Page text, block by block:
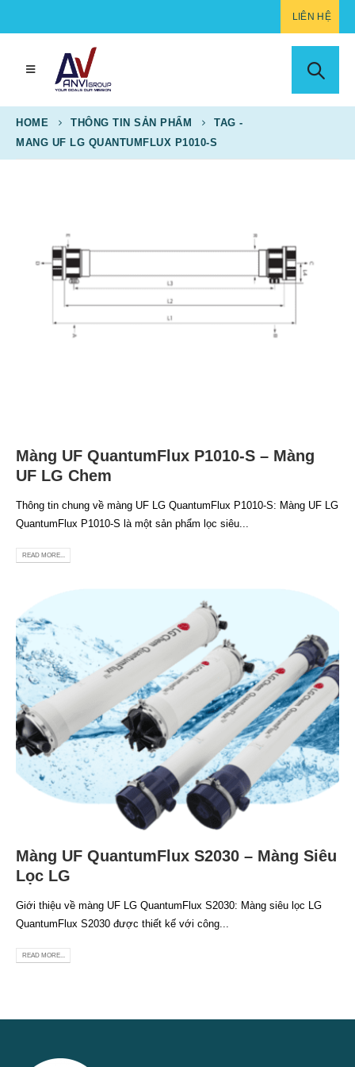
LIÊN HỆ
HOME THÔNG TIN SẢN PHẨM
TAG -
MANG UF LG QUANTUMFLUX P1010-S
Màng UF QuantumFlux P1010-S – Màng
UF LG Chem
Thông tin chung về màng UF LG QuantumFlux P1010-S: Màng UF LG
QuantumFlux P1010-S là một sản phẩm lọc siêu...
READ MORE...
Màng UF QuantumFlux S2030 – Màng Siêu
Lọc LG
Giới thiệu về màng UF LG QuantumFlux S2030: Màng siêu lọc LG
QuantumFlux S2030 được thiết kế với công...
READ MORE...